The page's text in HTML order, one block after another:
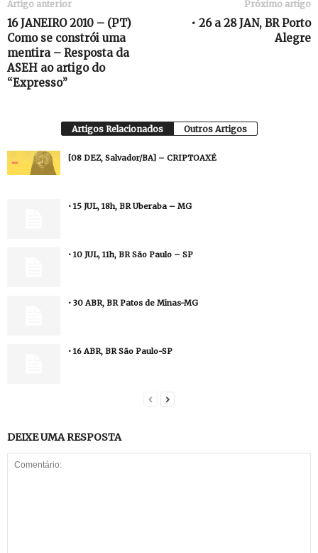
Artigo anterior
16 JANEIRO 2010 – (PT)
Como se constrói uma
mentira – Resposta da
ASEH ao artigo do
“Expresso”
Próximo artigo
• 26 a 28 JAN, BR Porto
Alegre
Artigos Relacionados Outros Artigos
[08 DEZ, Salvador/BA] – CRIPTOAXÉ
• 15 JUL, 18h, BR Uberaba – MG
• 10 JUL, 11h, BR São Paulo – SP
• 30 ABR, BR Patos de Minas-MG
• 16 ABR, BR São Paulo-SP
DEIXE UMA RESPOSTA